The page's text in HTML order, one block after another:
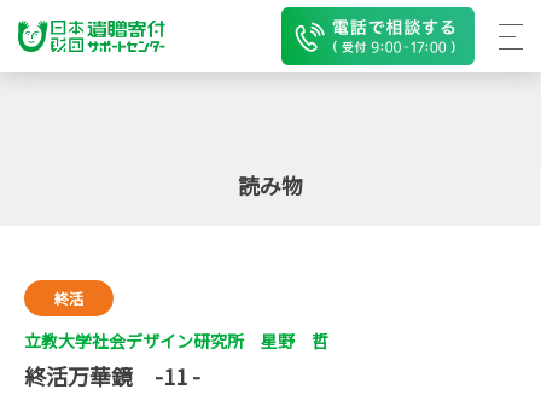
読み物
終活
立教大学社会デザイン研究所 星野 哲
終活万華鏡 -11 -